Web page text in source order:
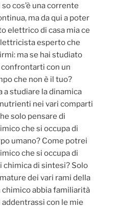
cos’è una corrente
ma da qui a poter
elettrico di casa mia ce
esperto che
ma se hai studiato
con un
che non è il tuo?
a studiare la dinamica
nei vari comparti
solo pensare di
che si occupa di
umano? Come potrei
che si occupa di
chimica di sintesi? Solo
dei vari rami della
chimico abbia familiarità
con le mie